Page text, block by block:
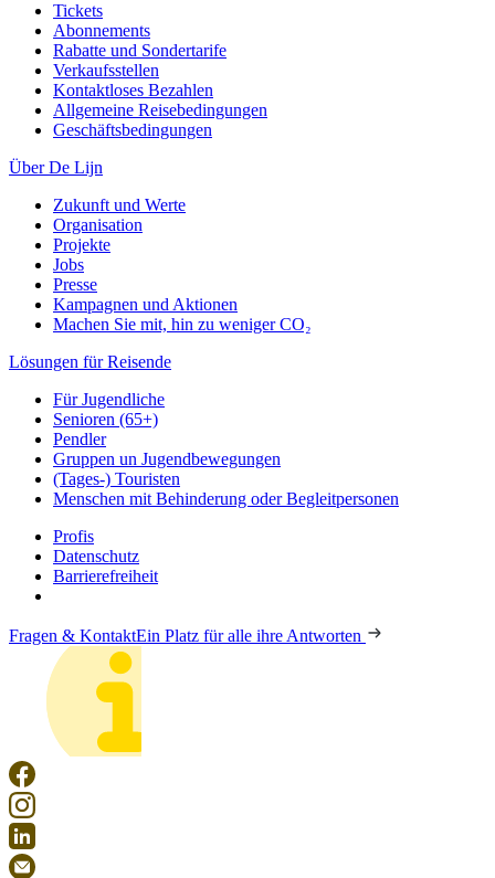
Tickets
Abonnements
Rabatte und Sondertarife
Verkaufsstellen
Kontaktloses Bezahlen
Allgemeine Reisebedingungen
Geschäftsbedingungen
Über De Lijn
Zukunft und Werte
Organisation
Projekte
Jobs
Presse
Kampagnen und Aktionen
Machen Sie mit, hin zu weniger CO₂
Lösungen für Reisende
Für Jugendliche
Senioren (65+)
Pendler
Gruppen un Jugendbewegungen
(Tages-) Touristen
Menschen mit Behinderung oder Begleitpersonen
Profis
Datenschutz
Barrierefreiheit
Fragen & KontaktEin Platz für alle ihre Antworten